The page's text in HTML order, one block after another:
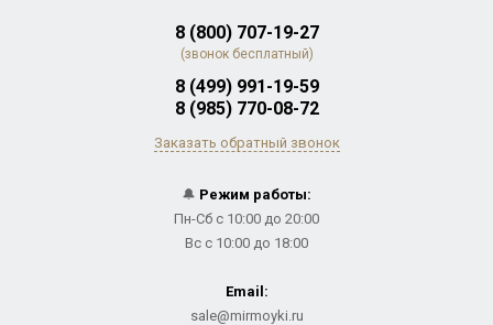
8 (800) 707-19-27
(звонок бесплатный)
8 (499) 991-19-59
8 (985) 770-08-72
Заказать обратный звонок
🔔 Режим работы:
Пн-Сб с 10:00 до 20:00
Вс с 10:00 до 18:00
Email:
sale@mirmoyki.ru